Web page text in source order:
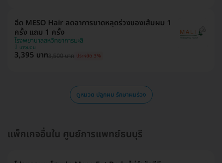
ฉีด MESO Hair ลดอาการขาดหลุดร่วงของเส้มผม 1
ครั้ง แถม 1 ครั้ง
โรงพยาบาลสหวิทยาการมะลิ
บางบอน
3,395 บาท3,500 บาท ประหยัด 3%
ดูหมวด ปลูกผม รักษาผมร่วง
แพ็กเกจอื่นใน ศูนย์การแพทย์ธนบุรี